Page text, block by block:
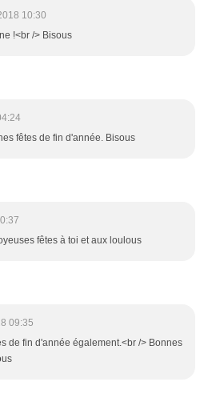
10:30
!<br /> Bisous
fêtes de fin d'année. Bisous
fêtes à toi et aux loulous
09:35
de fin d'année également.<br /> Bonnes